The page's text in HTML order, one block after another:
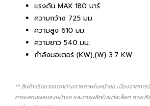
แรงดัน MAX 180 บาร์
ความกว้าง 725 มม.
ความสูง 610 มม.
ความยาว 540 มม.
กำลังมอเตอร์ (KW),(W) 3.7 KW
** สินค้าจริงอาจแตกต่างจากภาพในหน้าจอ เนื่องจากกา
การแสดงผลของหน้าจอ และการผลิตในแต่ละล็อต ทางบ